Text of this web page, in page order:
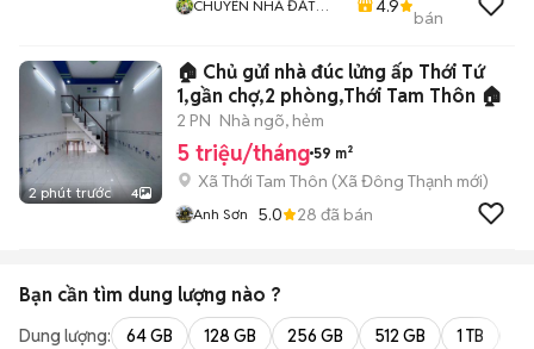
CHUYÊN NHÀ ĐẤT
4.9
bán
2 phút trước 4
🏠 Chủ gửi nhà đúc lửng ấp Thới Tứ
1,gần chợ,2 phòng,Thới Tam Thôn 🏠
2 PN Nhà ngõ, hẻm
5 triệu/tháng 59 m²
Xã Thới Tam Thôn (Xã Đông Thạnh mới)
Anh Sơn 5.0 28 đã bán
Bạn cần tìm dung lượng nào ?
Dung lượng: 64 GB 128 GB 256 GB 512 GB 1 TB